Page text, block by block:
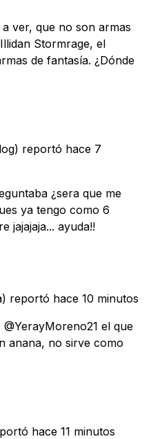
ver, que no son armas
Stormrage, el
de fantasía. ¿Dónde
reportó hace 7
¿sera que me
ya tengo como 6
jajajaja... ayuda!!
reportó hace 10 minutos
el que
anana, no sirve como
hace 11 minutos